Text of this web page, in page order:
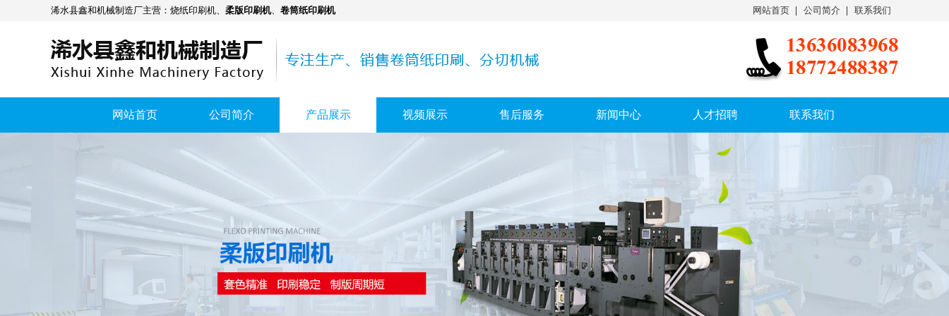
浠水县鑫和机械制造厂主营： 烧纸印刷机、 柔版印刷机、 卷筒纸印刷机 网站首页 公司简介 联系我们
网站首页 公司简介 产品展示 视频展示 售后服务 新闻中心 人才招聘 联系我们